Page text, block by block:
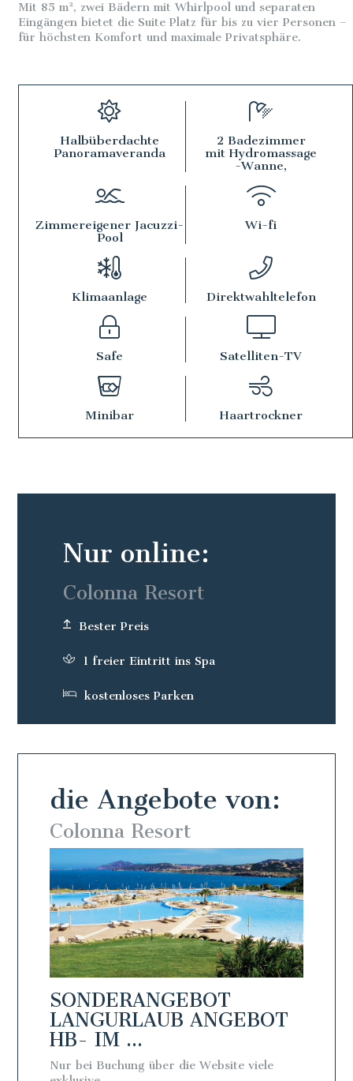
Mit 85 m², zwei Bädern mit Whirlpool und separaten
Eingängen bietet die Suite Platz für bis zu vier Personen –
für höchsten Komfort und maximale Privatsphäre.
Halbüberdachte
Panoramaveranda
2 Badezimmer
mit Hydromassage
-Wanne,
Zimmereigener Jacuzzi-
Pool
Wi-fi
Klimaanlage Direktwahltelefon
Safe Satelliten-TV
Minibar Haartrockner
die Angebote von:
Colonna Resort
SONDERANGEBOT
LANGURLAUB ANGEBOT
HB- IM ...
Nur bei Buchung über die Website viele
Nur online:
Colonna Resort
Bester Preis
1 freier Eintritt ins Spa
kostenloses Parken